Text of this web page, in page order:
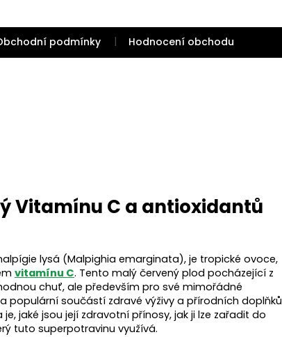
podmínky Hodnocení obchodu
Vitamínu C a antioxidantů
lysá (Malpighia emarginata), je tropické ovoce,
vitamínu C. Tento malý červený plod pocházející z
chuť, ale především pro své mimořádné
populární součástí zdravé výživy a přírodních doplňků
jaké jsou její zdravotní přínosy, jak ji lze zařadit do
tuto superpotravinu využívá.